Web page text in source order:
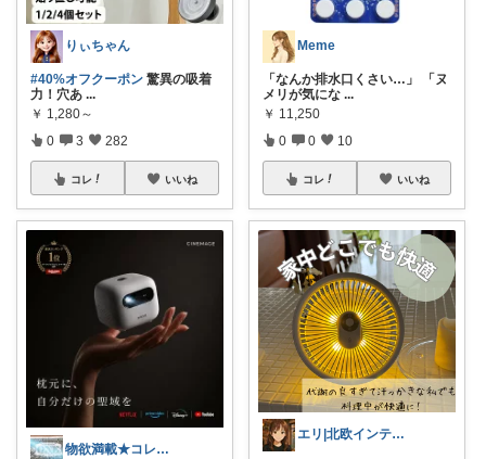
りぃちゃん
#40%オフクーポン 驚異の吸着
力！穴あ ...
￥ 1,280～
0 3 282
コレ いいね
物欲満載★コレクションは商品分類別です★
Meme
「なんか排水口くさい…」 「ヌ
メリが気にな ...
￥ 11,250
0 0 10
コレ いいね
エリ|北欧インテリアと愛用品|朝コレ